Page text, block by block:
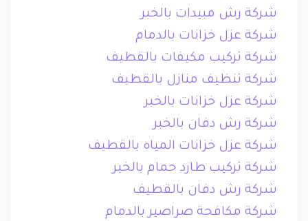
شركة رش مبيدات بالخبر
شركة عزل خزانات بالدمام
شركة تركيب مكيفات بالقطيف
شركة تنظيف منازل بالقطيف
شركة عزل خزانات بالخبر
شركة رش دفان بالخبر
شركة عزل خزانات المياه بالقطيف
شركة تركيب طارد حمام بالخبر
شركة رش دفان بالقطيف
شركة مكافحة صراصير بالدمام